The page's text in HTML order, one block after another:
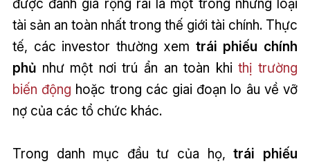
được đánh giá rộng rãi là một trong những loại
tài sản an toàn nhất trong thế giới tài chính. Thực
tế, các investor thường xem trái phiếu chính
phủnhư một nơi trú ẩn an toàn khithị trường
biến động hoặc trong các giai đoạn lo âu về vỡ
nợ của các tổ chức khác.
Trong danh mục đầu tư của họ,trái phiếu